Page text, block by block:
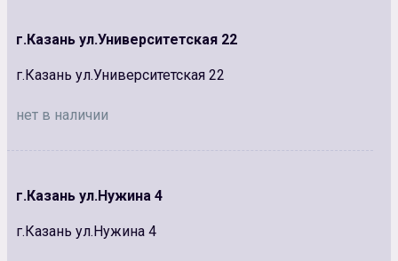
г.Казань ул.Университетская 22
г.Казань ул.Университетская 22
нет в наличии
г.Казань ул.Нужина 4
г.Казань ул.Нужина 4